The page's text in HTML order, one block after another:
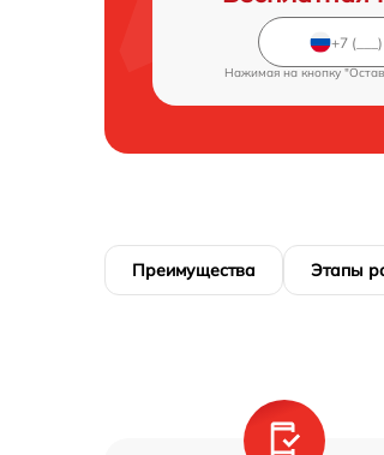
Нажимая на кнопку
Преимущества Этапы